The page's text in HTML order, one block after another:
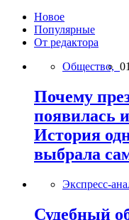
Новое
Популярные
От редактора
Общество,
Почему
появилась
История
выбрала
Экспресс-
Судебный